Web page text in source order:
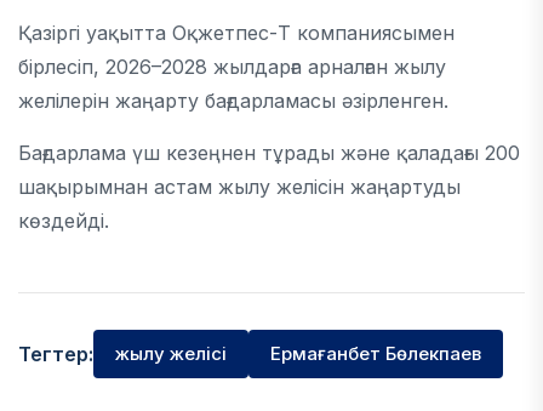
Қазіргі уақытта Оқжетпес-Т компаниясымен
бірлесіп, 2026–2028 жылдарға арналған жылу
желілерін жаңарту бағдарламасы әзірленген.
Бағдарлама үш кезеңнен тұрады және қаладағы 200
шақырымнан астам жылу желісін жаңартуды
көздейді.
Тегтер: жылу желісі Ермағанбет Бөлекпаев